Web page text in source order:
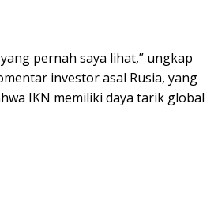
pernah saya lihat,” ungkap
investor asal Rusia, yang
IKN memiliki daya tarik global